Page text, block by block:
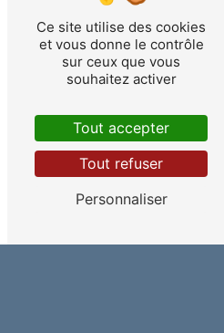
Dans certains cas, le
endommagé pour être
remplacé. Chez Garage
Mans, nous vous
remplacement de pare-
avec des pièces
réalisée dans les
veillons à ce que votre
soit parfaitement
protection optimale
Ce site utilise des cookies
et vous donne le contrôle
sur ceux que vous
souhaitez activer
Tout accepter
Tout refuser
Personnaliser